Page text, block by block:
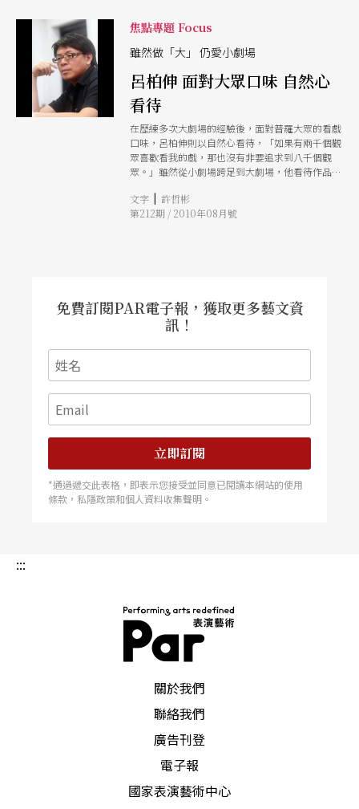
族的生活，卻仍因為表演的光芒獲得獎項的肯定而
又宿命般地回歸演員的身分。轉了一個彎，還是回
到表演這條路，她笑稱卅歲左右這一連串的生命變
但是推開了而立之年那扇厚重的門之後再回首，路
上的障礙和疑惑全都化作綺麗風景，盡收在她骨碌
碌轉動著的大眼睛裡。
焦點專題 Focus
雖然做「大」 仍愛小劇場
呂柏伸 面對大眾口味 自然心
看待
在歷練多次大劇場的經驗後，面對普羅大眾的看戲
口味，呂柏伸則以自然心看待，「如果有兩千個觀
眾喜歡看我的戲，那也沒有非要追求到八千個觀
眾。」雖然從小劇場跨足到大劇場，他看待作品的
為從小做到大才叫做成功。」
文字 | 許哲彬
第212期 / 2010年08月號
免費訂閱PAR電子報，獲取更多藝文資
訊！
立即訂閱
*通過遞交此表格，即表示您接受並同意已閱讀本網站的使用
條款，私隱政策和個人資料收集聲明。
:::
關於我們
聯絡我們
廣告刊登
電子報
國家表演藝術中心